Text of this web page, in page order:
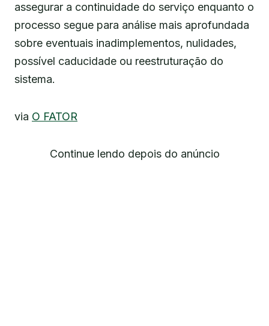
assegurar a continuidade do serviço enquanto o
processo segue para análise mais aprofundada
sobre eventuais inadimplementos, nulidades,
possível caducidade ou reestruturação do
sistema.
via O FATOR
Continue lendo depois do anúncio